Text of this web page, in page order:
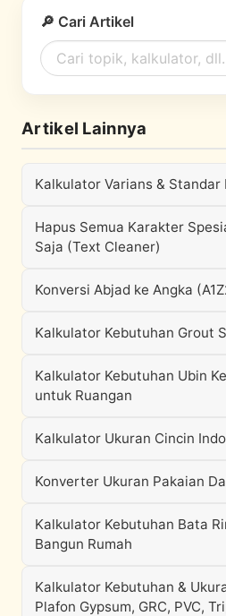
🔎 Cari Artikel
Artikel Lainnya
Kalkulator Varians &
Hapus Semua Karakter
Saja (Text Cleaner)
Konversi Abjad ke Angka
Kalkulator Kebutuhan Grout
Kalkulator Kebutuhan Ubin
untuk Ruangan
Kalkulator Ukuran Cincin
Konverter Ukuran Pakaian
Kalkulator Kebutuhan Bata
Bangun Rumah
Kalkulator Kebutuhan &
Plafon Gypsum, GRC, PVC,